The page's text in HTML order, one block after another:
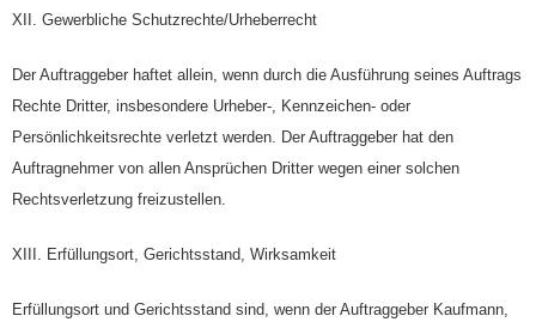
XII. Gewerbliche Schutzrechte/Urheberrecht
Der Auftraggeber haftet allein, wenn durch die Ausführung seines Auftrags
Rechte Dritter, insbesondere Urheber-, Kennzeichen- oder
Persönlichkeitsrechte verletzt werden. Der Auftraggeber hat den
Auftragnehmer von allen Ansprüchen Dritter wegen einer solchen
Rechtsverletzung freizustellen.
XIII. Erfüllungsort, Gerichtsstand, Wirksamkeit
Erfüllungsort und Gerichtsstand sind, wenn der Auftraggeber Kaufmann,